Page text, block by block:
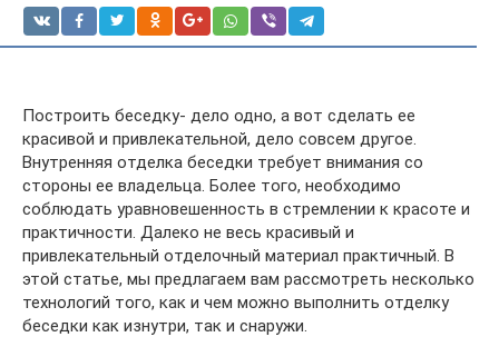
Построить беседку- дело одно, а вот сделать ее
красивой и привлекательной, дело совсем другое.
Внутренняя отделка беседки требует внимания со
стороны ее владельца. Более того, необходимо
соблюдать уравновешенность в стремлении к красоте и
практичности. Далеко не весь красивый и
привлекательный отделочный материал практичный. В
этой статье, мы предлагаем вам рассмотреть несколько
технологий того, как и чем можно выполнить отделку
беседки как изнутри, так и снаружи.